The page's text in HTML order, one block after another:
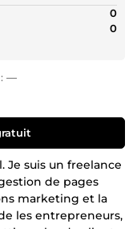
0
0
—
suis un freelance
de pages
marketing et la
les entrepreneurs,